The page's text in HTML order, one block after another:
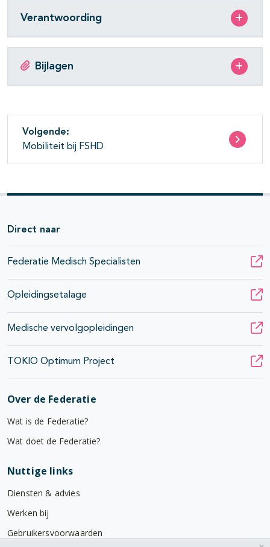
Verantwoording
Bijlagen
Volgende:
Mobiliteit bij FSHD
Direct naar
Federatie Medisch Specialisten
Opleidingsetalage
Medische vervolgopleidingen
TOKIO Optimum Project
Over de Federatie
Wat is de Federatie?
Wat doet de Federatie?
Nuttige links
Diensten & advies
Werken bij
Gebruikersvoorwaarden